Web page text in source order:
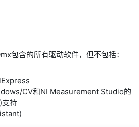
包含的所有驱动软件，但不包括：
CV和NI Measurement Studio的
支持